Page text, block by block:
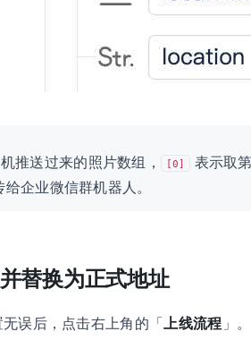
推送过来的照片数组， [0]
表示取
企业微信群机器人。
替换为正式地址
误后，点击右上角的「上线流程 」